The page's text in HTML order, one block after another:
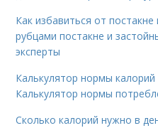
Как избавиться от
рубцами постакне и
эксперты
Калькулятор нормы калорий
Калькулятор нормы
Сколько калорий нужно в